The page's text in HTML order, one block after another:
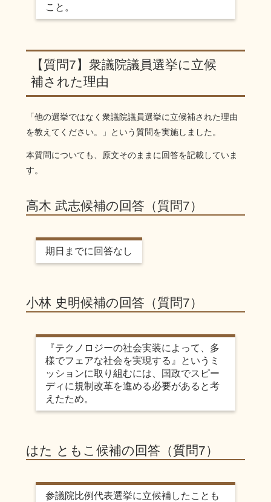
こと。
【質問7】衆議院議員選挙に立候
補された理由
「他の選挙ではなく衆議院議員選挙に立候補された理由
を教えてください。」という質問を実施しました。
本質問についても、原文そのままに回答を記載していま
す。
高木 武志候補の回答（質問7）
期日までに回答なし
小林 史明候補の回答（質問7）
『テクノロジーの社会実装によって、多
様でフェアな社会を実現する』というミ
ッションに取り組むには、国政でスピー
ディに規制改革を進める必要があると考
えたため。
はた ともこ候補の回答（質問7）
参議院比例代表選挙に立候補したことも